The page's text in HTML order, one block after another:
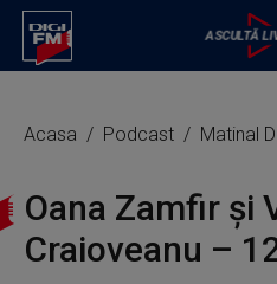
Acasa Podcast Matinal
Oana Zamfir și
Craioveanu –